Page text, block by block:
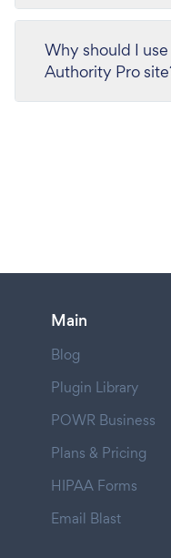
Why should I
Authority Pro
Main
Blog
Plugin Library
POWR Business
Plans & Pricing
HIPAA Forms
Email Blast